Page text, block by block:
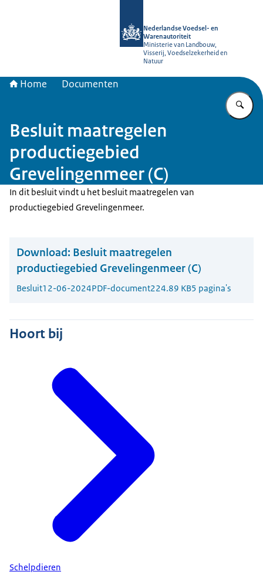
Nederlandse Voedsel- en
Warenautoriteit
Ministerie van Landbouw,
Visserij, Voedselzekerheid en
Natuur
Home Documenten
Besluit maatregelen
productiegebied
Grevelingenmeer (C)
In dit besluit vindt u het besluit maatregelen van
productiegebied Grevelingenmeer.
Download: Besluit maatregelen
productiegebied Grevelingenmeer (C)
Besluit12-06-2024PDF-document224.89 KB5 pagina's
Hoort bij
Schelpdieren